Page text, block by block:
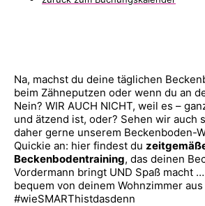
Na, machst du deine täglichen
beim Zähneputzen oder wenn du an
Nein? WIR AUCH NICHT, weil es –
und ätzend ist, oder? Sehen wir auch
daher gerne unserem Beckenboden-
Quickie an: hier findest du
Beckenbodentraining, das deinen
Vordermann bringt UND Spaß macht
bequem von deinem Wohnzimmer aus
#wieSMARThistdasdenn